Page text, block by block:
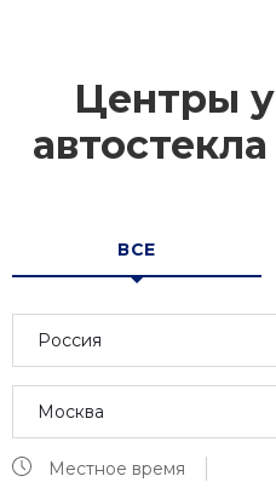
Центры
автостекла
ВСЕ
Россия
Москва
Местное время